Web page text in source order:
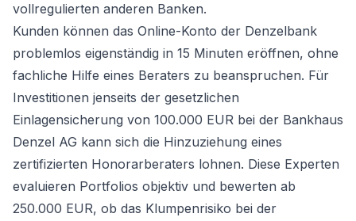
vollregulierten anderen Banken.
Kunden können das Online-Konto der Denzelbank
problemlos eigenständig in 15 Minuten eröffnen, ohne
fachliche Hilfe eines Beraters zu beanspruchen. Für
Investitionen jenseits der gesetzlichen
Einlagensicherung von 100.000 EUR bei der Bankhaus
Denzel AG kann sich die Hinzuziehung eines
zertifizierten Honorarberaters lohnen. Diese Experten
evaluieren Portfolios objektiv und bewerten ab
250.000 EUR, ob das Klumpenrisiko bei der